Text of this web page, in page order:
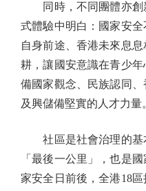
同時，不同團體亦創
式體驗中明白：國家安
自身前途、香港未來息
耕，讓國安意識在青少
備國家觀念、民族認同
及興儲備堅實的人才力量
社區是社會治理的基
「最後一公里」，也是
家安全日前後，全港18